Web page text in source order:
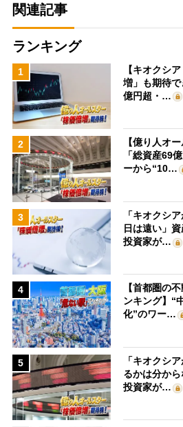
関連記事
ランキング
1
【キオクシ
増」も期待
億円超・…
2
【億り人オ
「総資産69
ーから“10…
3
「キオクシ
日は遠い」
投資家が…
4
【首都圏の
ンキング】“
化”のワー…
5
「キオクシ
るかは分か
投資家が…